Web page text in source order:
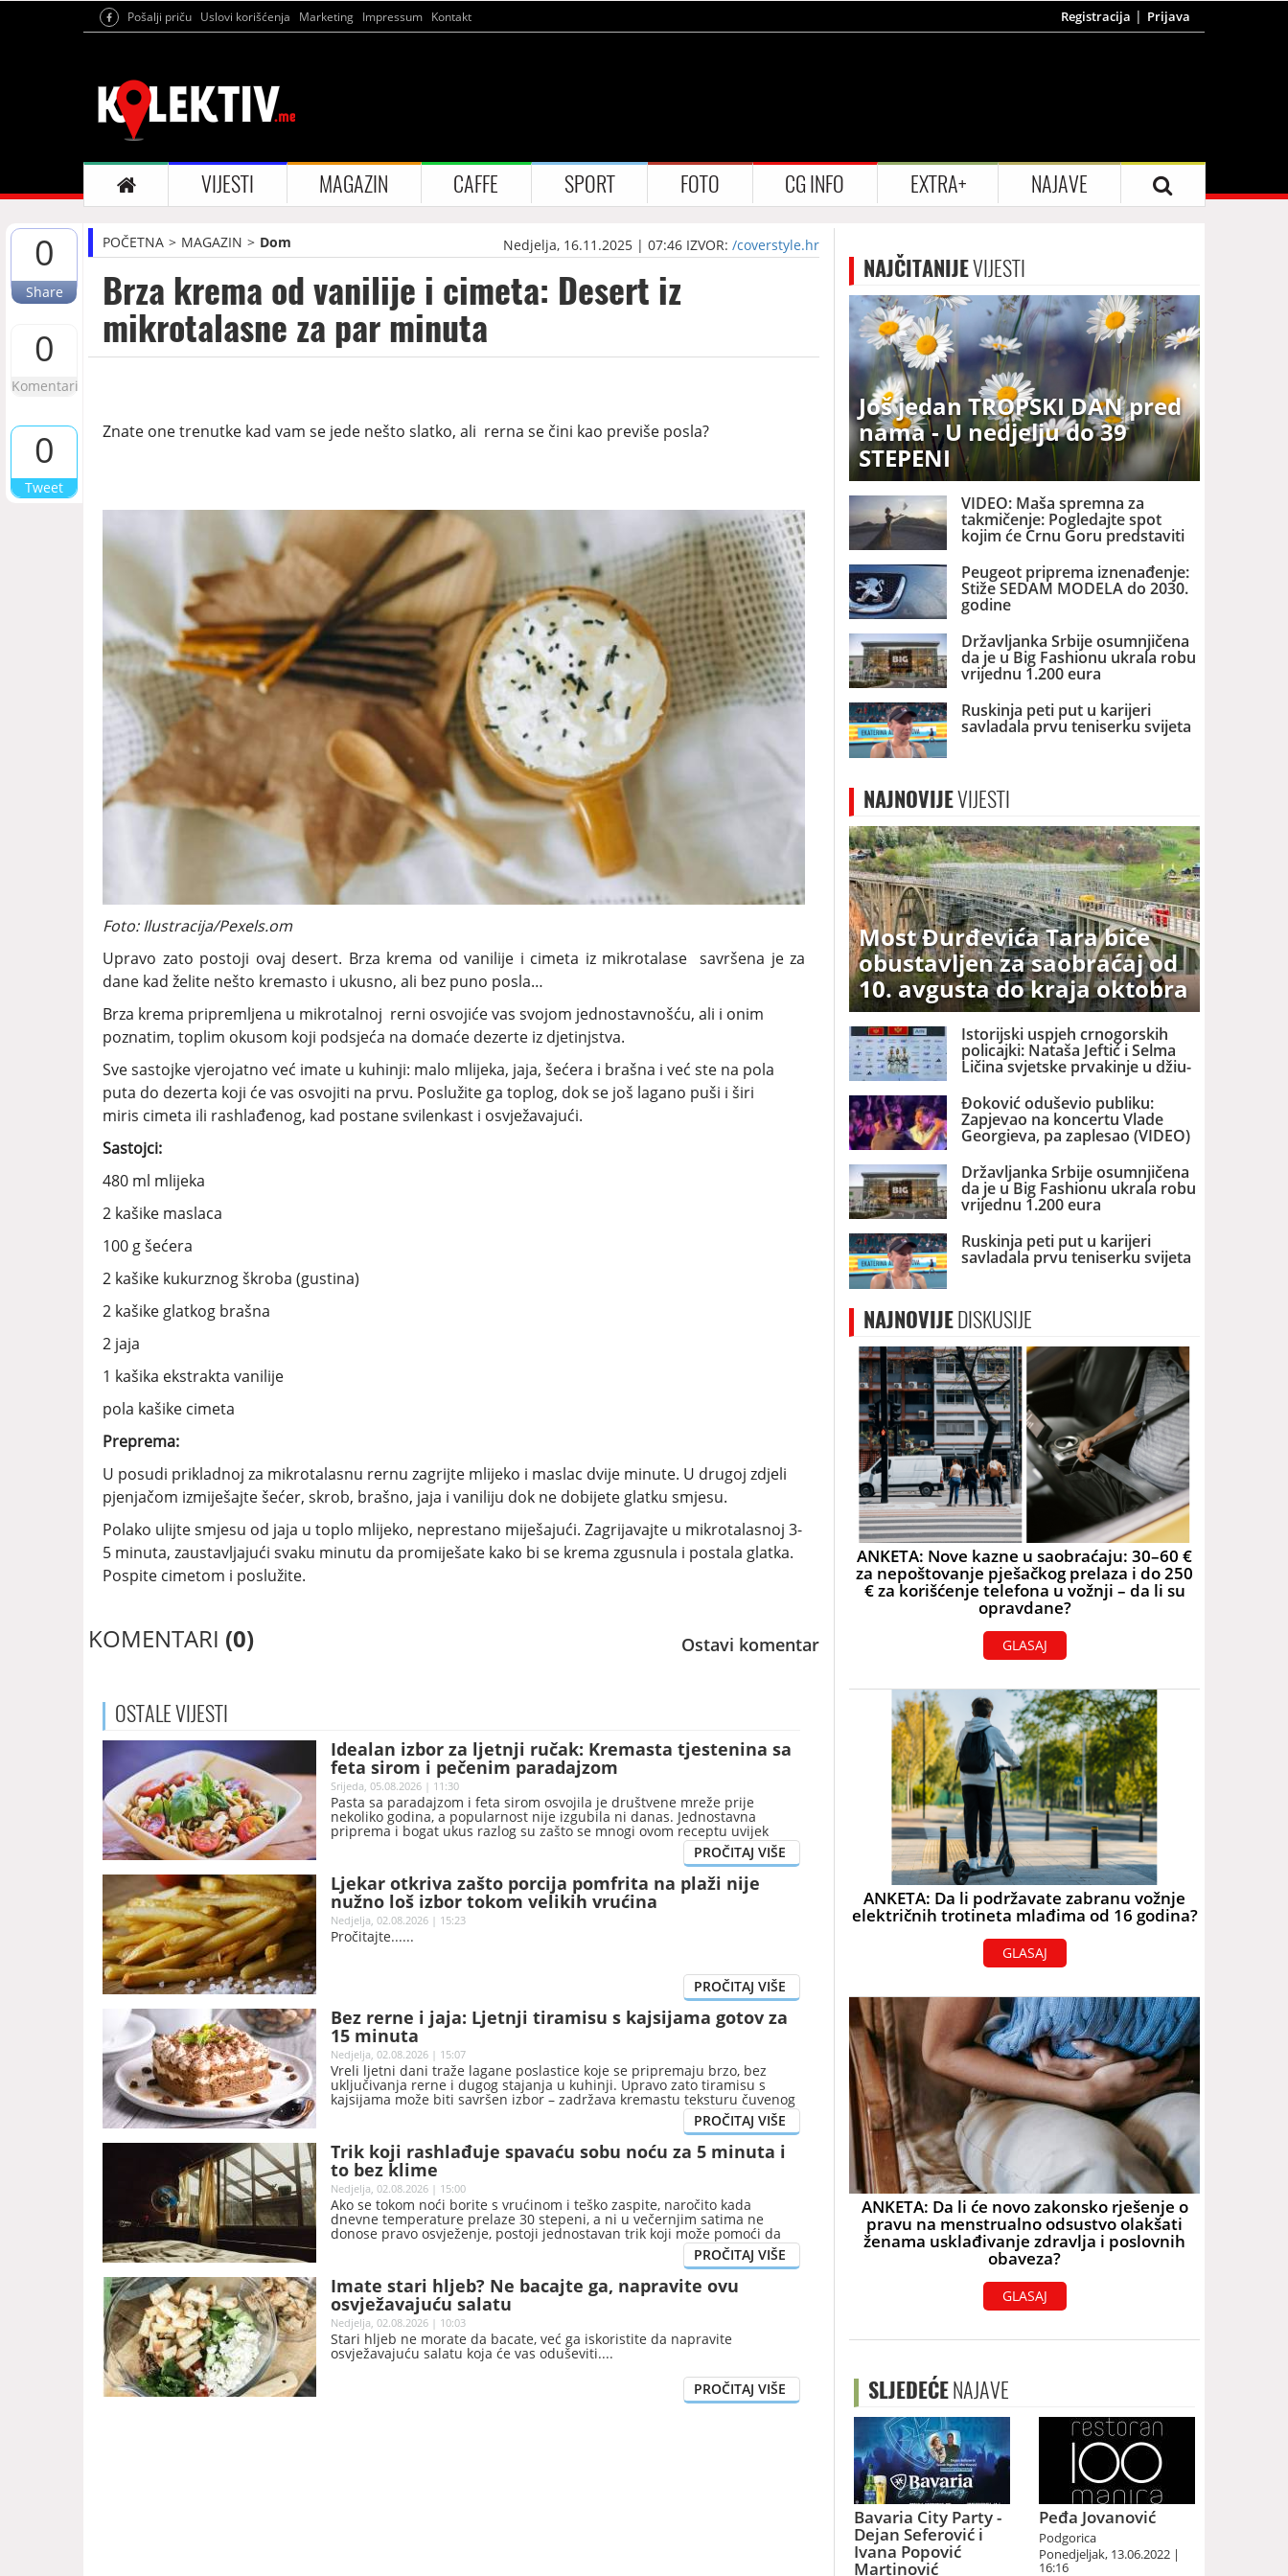
Pošalji priču Uslovi korišćenja Marketing Impressum Kontakt Registracija Prijava
VIJESTI MAGAZIN CAFFE SPORT FOTO CG INFO EXTRA+ NAJAVE
0
Share
0
Komentari
0
Tweet
POČETNA MAGAZIN Dom Nedjelja, 16.11.2025 | 07:46 IZVOR:/coverstyle.hr
Brza krema od vanilije i cimeta: Desert iz
mikrotalasne za par minuta
Znate one trenutke kad vam se jede nešto slatko, ali rerna se čini kao previše posla?
Foto: Ilustracija/Pexels.om
Upravo zato postoji ovaj desert. Brza krema od vanilije i cimeta iz mikrotalase savršena je za
dane kad želite nešto kremasto i ukusno, ali bez puno posla…
Brza krema pripremljena u mikrotalnoj rerni osvojiće vas svojom jednostavnošću, ali i onim
poznatim, toplim okusom koji podsjeća na domaće dezerte iz djetinjstva.
Sve sastojke vjerojatno već imate u kuhinji: malo mlijeka, jaja, šećera i brašna i već ste na pola
puta do dezerta koji će vas osvojiti na prvu. Poslužite ga toplog, dok se još lagano puši i širi
miris cimeta ili rashlađenog, kad postane svilenkast i osvježavajući.
Sastojci:
480 ml mlijeka
2 kašike maslaca
100 g šećera
2 kašike kukurznog škroba (gustina)
2 kašike glatkog brašna
2 jaja
1 kašika ekstrakta vanilije
pola kašike cimeta
Preprema:
U posudi prikladnoj za mikrotalasnu rernu zagrijte mlijeko i maslac dvije minute. U drugoj zdjeli
pjenjačom izmiješajte šećer, skrob, brašno, jaja i vaniliju dok ne dobijete glatku smjesu.
Polako ulijte smjesu od jaja u toplo mlijeko, neprestano miješajući. Zagrijavajte u mikrotalasnoj 3-
5 minuta, zaustavljajući svaku minutu da promiješate kako bi se krema zgusnula i postala glatka.
Pospite cimetom i poslužite.
KOMENTARI (0) Ostavi komentar
OSTALEVIJESTI
Idealan izbor za ljetnji ručak: Kremasta tjestenina sa
feta sirom i pečenim paradajzom
Srijeda, 05.08.2026 | 11:30
Pasta sa paradajzom i feta sirom osvojila je društvene mreže prije
nekoliko godina, a popularnost nije izgubila ni danas. Jednostavna
priprema i bogat ukus razlog su zašto se mnogi ovom receptu uvijek
Ljekar otkriva zašto porcija pomfrita na plaži nije
nužno loš izbor tokom velikih vrućina
Nedjelja, 02.08.2026 | 15:23
Pročitajte...
Bez rerne i jaja: Ljetnji tiramisu s kajsijama gotov za
15 minuta
Nedjelja, 02.08.2026 | 15:07
Vreli ljetni dani traže lagane poslastice koje se pripremaju brzo, bez
uključivanja rerne i dugog stajanja u kuhinji. Upravo zato tiramisu s
kajsijama može biti savršen izbor – zadržava kremastu teksturu čuvenog
italijanskog deserta, ali dobija potpuno novo, osvježavajuće lice
Trik koji rashlađuje spavaću sobu noću za 5 minuta i
to bez klime
Nedjelja, 02.08.2026 | 15:00
Ako se tokom noći borite s vrućinom i teško zaspite, naročito kada
dnevne temperature prelaze 30 stepeni, a ni u večernjim satima ne
donose pravo osvježenje, postoji jednostavan trik koji može pomoći da
rashladite spavaću sobu za svega nekoliko minuta – i to bez dodatnih
Imate stari hljeb? Ne bacajte ga, napravite ovu
osvježavajuću salatu
Nedjelja, 02.08.2026 | 10:03
Stari hljeb ne morate da bacate, već ga iskoristite da napravite
osvježavajuću salatu koja će vas oduševiti.
NAJČITANIJEVIJESTI
Još jedan TROPSKI DAN pred
nama - U nedjelju do 39
STEPENI
VIDEO: Maša spremna za
takmičenje: Pogledajte spot
kojim će Crnu Goru predstaviti
na izboru za MIS SVIJETA
Peugeot priprema iznenađenje:
Stiže SEDAM MODELA do 2030.
godine
Državljanka Srbije osumnjičena
da je u Big Fashionu ukrala robu
vrijednu 1.200 eura
Ruskinja peti put u karijeri
savladala prvu teniserku svijeta
NAJNOVIJEVIJESTI
Most Đurđevića Tara biće
obustavljen za saobraćaj od
10. avgusta do kraja oktobra
Istorijski uspjeh crnogorskih
policajki: Nataša Jeftić i Selma
Ličina svjetske prvakinje u džiu-
džicuu – zlato za Crnu Goru
Đoković oduševio publiku:
Zapjevao na koncertu Vlade
Georgieva, pa zaplesao (VIDEO)
Državljanka Srbije osumnjičena
da je u Big Fashionu ukrala robu
vrijednu 1.200 eura
Ruskinja peti put u karijeri
savladala prvu teniserku svijeta
NAJNOVIJEDISKUSIJE
ANKETA: Nove kazne u saobraćaju: 30–60 €
za nepoštovanje pješačkog prelaza i do 250
€ za korišćenje telefona u vožnji – da li su
opravdane?
GLASAJ
ANKETA: Da li podržavate zabranu vožnje
električnih trotineta mlađima od 16 godina?
GLASAJ
ANKETA: Da li će novo zakonsko rješenje o
pravu na menstrualno odsustvo olakšati
ženama usklađivanje zdravlja i poslovnih
obaveza?
GLASAJ
SLJEDEĆENAJAVE
Bavaria City Party -
Dejan Seferović i
Ivana Popović
Martinović
Peđa Jovanović
Podgorica
Ponedjeljak, 13.06.2022 |
16:16